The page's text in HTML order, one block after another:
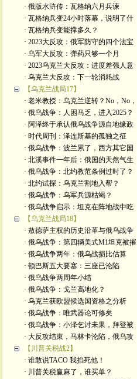
· 俄版水浒传：瓦格纳六月兵谏
· 瓦格纳兵变24小时落幕，说明了什
· 瓦格纳兵变能撑多久？
· 2023大反攻：俄军防守的四个法宝
· 乌军大反攻：弹药只够一个月
· 2023乌克兰大反攻：进度差强人意
· 乌克兰大反攻：下一轮消耗战
【乌克兰战局17】
· 老米教授：乌克兰逆转？No，No，
· 俄乌战争：人困马乏，进入2025？
· 阿泽终于承认俄乌战争源自地缘政
· 时代周刊：泽连斯基的孤独之征
· 俄乌战争：波兰累了，西方其它国
· 北溪事件一年后：俄国的天然气生
· 俄乌战争：北约教范条例过时了？
· 北约试探：乌克兰割地入帮？
· 俄乌战争：乌军兵源枯竭？
· 俄乌战争启示：坦克在阵地战中吃
【乌克兰战局18】
· 敖德萨主权的历史沿革与俄乌战争
· 俄乌战争：第四辆美式M1坦克被摧
· 俄乌战争两年：俄乌战损比估算
· 顿巴斯五大要塞：三座已沦陷
· 俄乌战争两周年小结
· 俄乌战争：戈兰高地化？
· 乌克兰获欧盟候选国资格之分析
· 俄乌战争：唯武器论可修矣
· 俄乌战争：小泽乞讨未果，拜登被
· 大反攻结束，马林卡沦陷，俄乌攻
【川普关税战2】
· 谁敢说TACO 我掐死他！
· 川普关税赢麻了，谁买单？